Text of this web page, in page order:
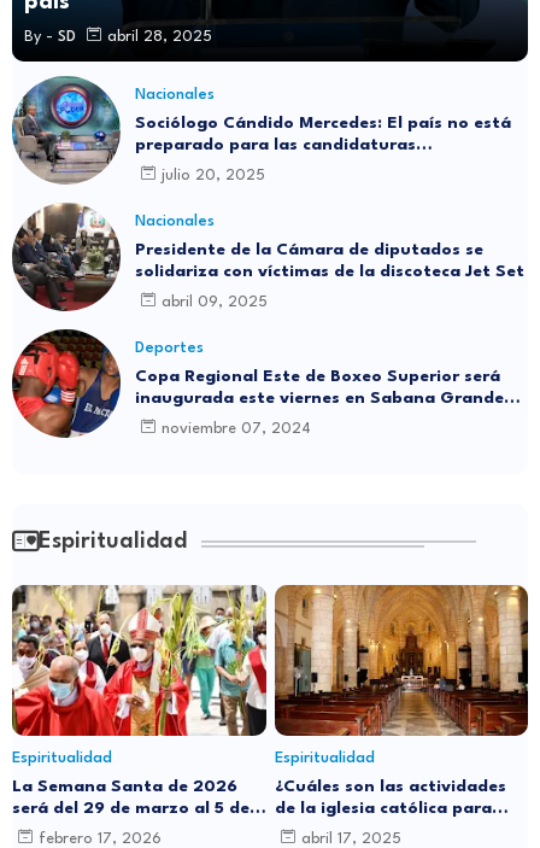
By - SD abril 28, 2025
Nacionales
Sociólogo Cándido Mercedes: El país no está
preparado para las candidaturas
independientes
julio 20, 2025
Nacionales
Presidente de la Cámara de diputados se
solidariza con víctimas de la discoteca Jet Set
abril 09, 2025
Deportes
Copa Regional Este de Boxeo Superior será
inaugurada este viernes en Sabana Grande
de Boyá
noviembre 07, 2024
Espiritualidad
Espiritualidad
La Semana Santa de 2026
será del 29 de marzo al 5 de
abril: ¿por qué cambia de
febrero 17, 2026
Espiritualidad
¿Cuáles son las actividades
de la iglesia católica para
este Jueves Santo?
abril 17, 2025